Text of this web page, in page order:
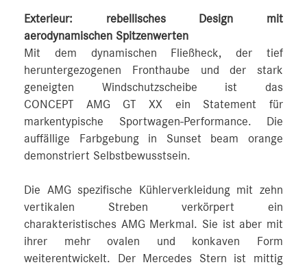
Exterieur: rebellisches Design mit
aerodynamischen Spitzenwerten
Mit dem dynamischen Fließheck, der tief
heruntergezogenen Fronthaube und der stark
geneigten Windschutzscheibe ist das
CONCEPT AMG GT XX ein Statement für
markentypische Sportwagen-Performance. Die
auffällige Farbgebung in Sunset beam orange
demonstriert Selbstbewusstsein.
Die AMG spezifische Kühlerverkleidung mit zehn
vertikalen Streben verkörpert ein
charakteristisches AMG Merkmal. Sie ist aber mit
ihrer mehr ovalen und konkaven Form
weiterentwickelt. Der Mercedes Stern ist mittig